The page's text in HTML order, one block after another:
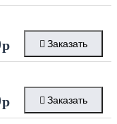
р Заказать
р Заказать